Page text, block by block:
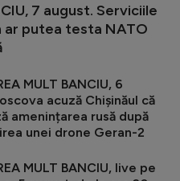
7 august. Serviciile
ar putea testa NATO
MULT BANCIU, 6
acuză Chișinăul că
amenințarea rusă după
unei drone Geran-2
MULT BANCIU, live pe